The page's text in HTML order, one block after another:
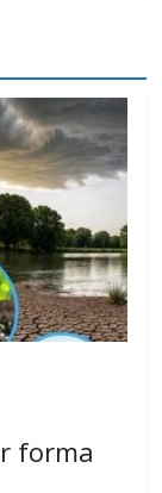
forma